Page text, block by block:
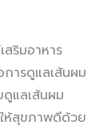
ริมอาหาร
ารดูแลเส้นผม
แลเส้นผม
ห้สุขภาพดีด้วย